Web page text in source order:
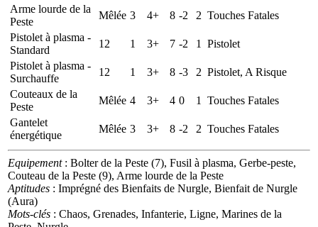
Arme lourde de la
Peste
Mêlée 3 4+ 8 -2 2 Touches Fatales
Pistolet à plasma -
Standard
12 1 3+ 7 -2 1
Pistolet
Pistolet à plasma -
Surchauffe
12 1 3+ 8 -3 2 Pistolet, A Risque
Couteaux de la
Peste
Mêlée 4 3+ 4 0 1
Touches Fatales
Gantelet
énergétique
Mêlée 3 3+ 8 -2 2 Touches Fatales
Equipement: Bolter de la Peste (7), Fusil à plasma, Gerbe-peste,
Couteau de la Peste (9), Arme lourde de la Peste
Aptitudes : Imprégné des Bienfaits de Nurgle, Bienfait de Nurgle
(Aura)
Mots-clés : Chaos, Grenades, Infanterie, Ligne, Marines de la